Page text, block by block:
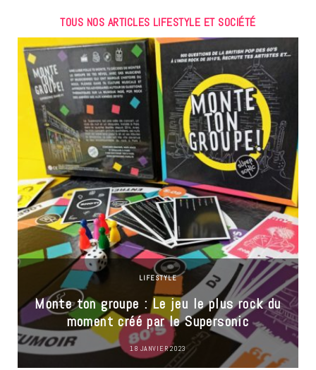
TOUS NOS ARTICLES LIFESTYLE ET SOCIÉTÉ
LIFESTYLE
Monte ton groupe : Le jeu le plus rock du
moment créé par le Supersonic
18 JANVIER 2023